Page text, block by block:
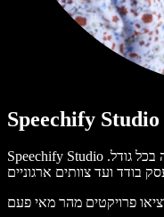
Speechify Studio הופך את עבודת צוותי הקריאייטיב לפשוטה בכל גודל.